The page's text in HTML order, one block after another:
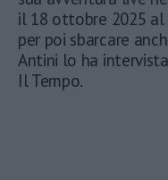
il 18 ottobre 2025
per poi sbarcare
Antini lo ha
Il Tempo.